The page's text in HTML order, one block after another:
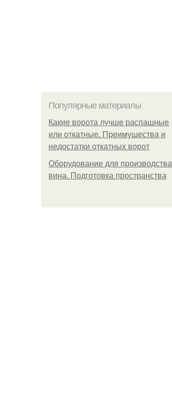
Популярные материалы
Какие ворота лучше распашные
или откатные. Преимущества и
недостатки откатных ворот
Оборудование для производства
вина. Подготовка пространства